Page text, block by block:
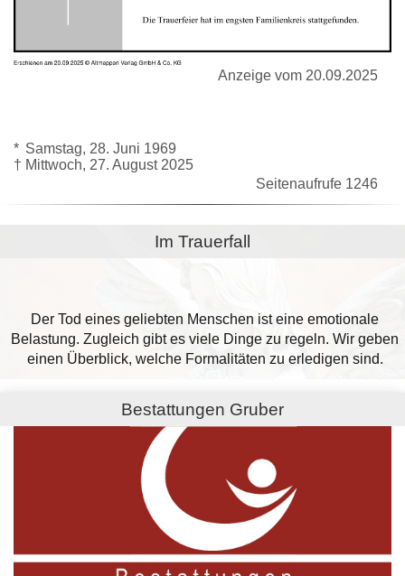
Anzeige vom 20.09.2025
* Samstag, 28. Juni 1969
† Mittwoch, 27. August 2025
Seitenaufrufe 1246
Im Trauerfall
Der Tod eines geliebten Menschen ist eine emotionale
Belastung. Zugleich gibt es viele Dinge zu regeln. Wir geben
einen Überblick, welche Formalitäten zu erledigen sind.
Bestattungen Gruber